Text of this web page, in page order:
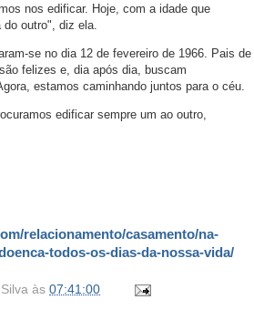
nos edificar. Hoje, com a idade que
outro", diz ela.
se no dia 12 de fevereiro de 1966. Pais de
felizes e, dia após dia, buscam
estamos caminhando juntos para o céu.
edificar sempre um ao outro,
relacionamento/casamento/na-
todos-os-dias-da-nossa-vida/
às 07:41:00